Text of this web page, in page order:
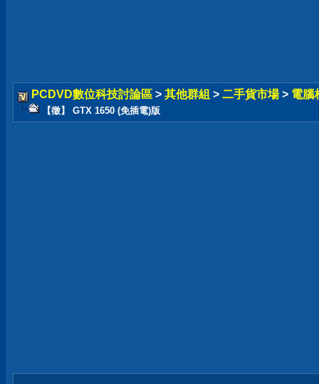
PCDVD數位科技討論區 > 其他群組 > 二手貨市場 > 電腦
【徵】 GTX 1650 (免插電)版